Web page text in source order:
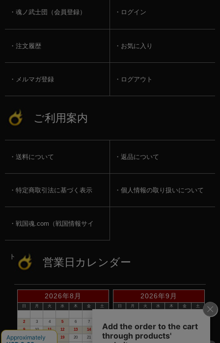
魂ノ武士団（会員登録） ログイン
注文履歴 お気に入り
メルマガ登録 ログアウト
ご利用案内
送料について 返品について
特定商取引法に基づく表示 個人情報の取り扱いについて
戦国魂.com（戦国情報サイ
ト） 営業日カレンダー
2026年8月
日 月 火 水 木 金
土
2
3 4 5 6 7
9
10 11 12 13 14
15
16
17 19 20 21
22
2026年9月
日 月 火 水 木 金
土
13
14 15 16 17 18
19
20
22 23 24